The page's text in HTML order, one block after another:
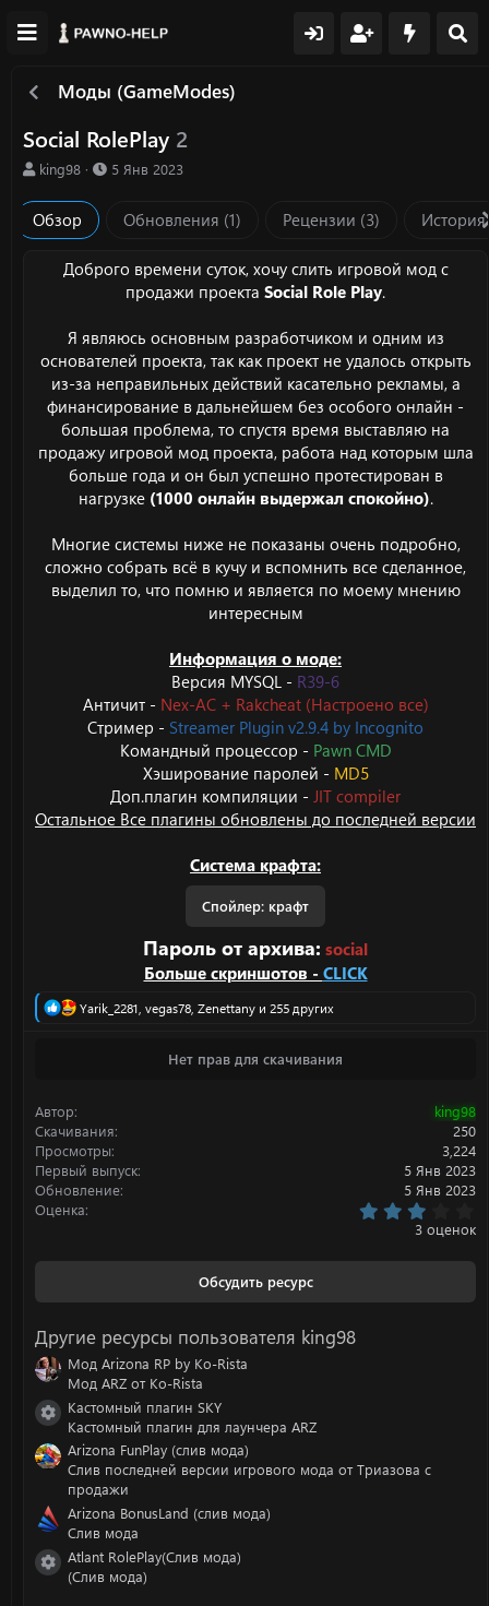
Моды (GameModes)
Social RolePlay 2
А
т
о
king98
Д
о
н
и
я
5 Янв 2023
Обзор Обновления (1) Рецензии (3) История
Доброго времени суток, хочу слить игровой мод с
продажи проекта Social Role Play.
Я являюсь основным разработчиком и одним из
основателей проекта, так как проект не удалось открыть
из-за неправильных действий касательно рекламы, а
финансирование в дальнейшем без особого онлайн -
большая проблема, то спустя время выставляю на
продажу игровой мод проекта, работа над которым шла
больше года и он был успешно протестирован в
нагрузке (1000 онлайн выдержал спокойно).
Многие системы ниже не показаны очень подробно,
сложно собрать всё в кучу и вспомнить все сделанное,
выделил то, что помню и является по моему мнению
интересным
Информация о моде:
Версия MYSQL - R39-6
Античит - Nex-AC + Rakcheat (Настроено все)
Стример - Streamer Plugin v2.9.4 by Incognito
Командный процессор - Pawn CMD
Хэширование паролей - MD5
Доп.плагин компиляции - JIT compiler
Остальное Все плагины обновлены до последней версии
Система крафта:
Спойлер: крафт
Пароль от архива: social
Больше скриншотов - CLICK
Р
:
Yarik_2281, vegas78, Zenettany и 255 других
Нет прав для скачивания
Автор
king98
Скачивания
250
Просмотры
3,224
Первый выпуск
5 Янв 2023
Обновление
5 Янв 2023
Оценка
.
0
3 оценок
Обсудить ресурс
Другие ресурсы пользователя king98
Мод Arizona RP by Ko-Rista
Мод ARZ от Ko-Rista
Иконка ресурса
Кастомный плагин SKY
Кастомный плагин для лаунчера ARZ
Arizona FunPlay (слив мода)
Слив последней версии игрового мода от Триазова с
продажи
Arizona BonusLand (слив мода)
Слив мода
Иконка ресурса
Atlant RolePlay(Слив мода)
(Слив мода)